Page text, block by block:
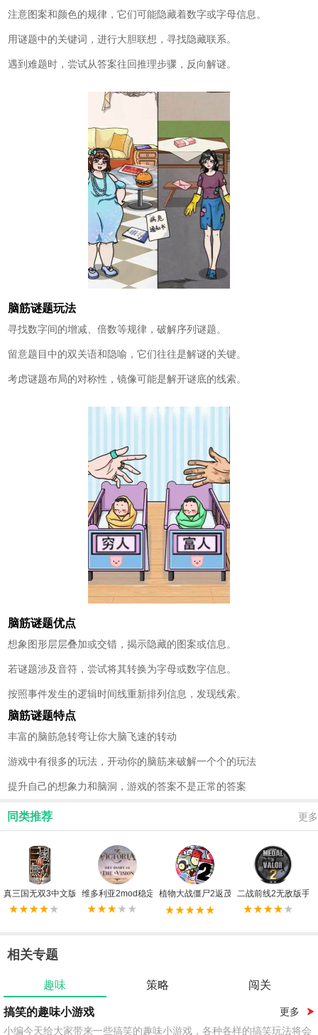
注意图案和颜色的规律，它们可能隐藏着数字或字母信息。
用谜题中的关键词，进行大胆联想，寻找隐藏联系。
遇到难题时，尝试从答案往回推理步骤，反向解谜。
脑筋谜题玩法
寻找数字间的增减、倍数等规律，破解序列谜题。
留意题目中的双关语和隐喻，它们往往是解谜的关键。
考虑谜题布局的对称性，镜像可能是解开谜底的线索。
脑筋谜题优点
想象图形层层叠加或交错，揭示隐藏的图案或信息。
若谜题涉及音符，尝试将其转换为字母或数字信息。
按照事件发生的逻辑时间线重新排列信息，发现线索。
脑筋谜题特点
丰富的脑筋急转弯让你大脑飞速的转动
游戏中有很多的玩法，开动你的脑筋来破解一个个的玩法
提升自己的想象力和脑洞，游戏的答案不是正常的答案
同类推荐 更多
真三国无双3中文版 维多利亚2mod稳定版植物大战僵尸2返茂版二战前线2无敌版手
相关专题
趣味 策略 闯关
搞笑的趣味小游戏
更多
小编今天给大家带来一些搞笑的趣味小游戏，各种各样的搞笑玩法将会